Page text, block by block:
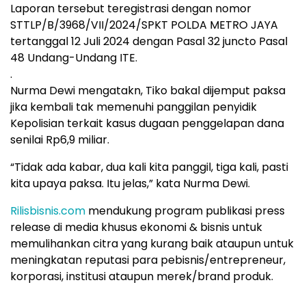
Laporan tersebut teregistrasi dengan nomor
STTLP/B/3968/VII/2024/SPKT POLDA METRO JAYA
tertanggal 12 Juli 2024 dengan Pasal 32 juncto Pasal
48 Undang-Undang ITE.
.
Nurma Dewi mengatakn, Tiko bakal dijemput paksa
jika kembali tak memenuhi panggilan penyidik
Kepolisian terkait kasus dugaan penggelapan dana
senilai Rp6,9 miliar.
“Tidak ada kabar, dua kali kita panggil, tiga kali, pasti
kita upaya paksa. Itu jelas,” kata Nurma Dewi.
Rilisbisnis.com mendukung program publikasi press
release di media khusus ekonomi & bisnis untuk
memulihankan citra yang kurang baik ataupun untuk
meningkatan reputasi para pebisnis/entrepreneur,
korporasi, institusi ataupun merek/brand produk.